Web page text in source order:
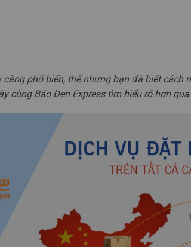
phổ biến, thế nhưng bạn đã biết cách
cùng Báo Đen Express tìm hiểu rõ hơn